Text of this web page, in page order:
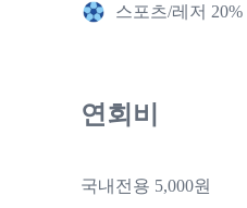
스포츠/레저 20%
연회비
국내전용 5,000원